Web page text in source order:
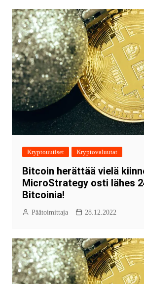
Kryptouutiset Kryptovaluutat
Bitcoin herättää vielä
MicroStrategy osti lähes
Bitcoinia!
Päätoimittaja 28.12.2022